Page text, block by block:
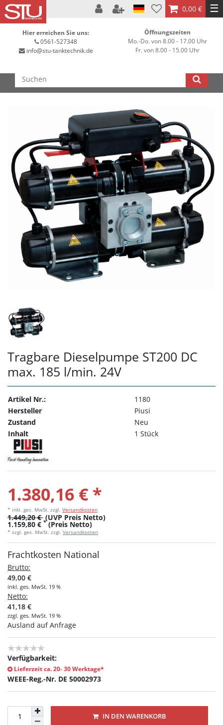
0,00 € ☰
Hier erreichen Sie uns:
0561-527348
info@stu-tanktechnik.de
Öffnungszeiten
Mo.-Do. von 8.00 - 17.00 Uhr
Fr. von 8.00 - 15.00 Uhr
Tragbare Dieselpumpe ST200 DC
max. 185 l/min. 24V
Artikel Nr.:
1180
Hersteller
Piusi
Zustand
Neu
Inhalt
1 Stück
1.380,16 € *
* inkl. ges. MwSt. zzgl. Versandkosten
1.449,20 € (UVP Preis Netto)
1.159,80 € * (Preis Netto)
* zzgl. ges. MwSt. zzgl. Versandkosten
Frachtkosten National
Brutto:
49,00 €
inkl. ges. MwSt. 19 %
Netto:
41,18 €
zzgl. ges. MwSt. 19 %
Ausland auf Anfrage
Verfügbarkeit:
Lieferzeit ca. 20- 30 Werktage*
WEEE-Reg.-Nr. DE 50002973
IN DEN WARENKORB